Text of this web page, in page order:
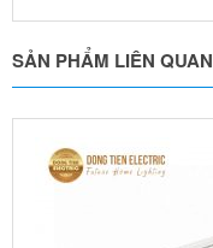
SẢN PHẨM LIÊN QUAN